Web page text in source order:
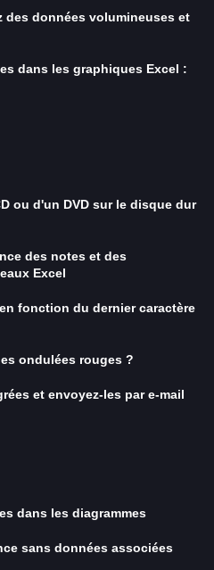
des données volumineuses et
dans les graphiques Excel :
ou d'un DVD sur le disque dur
des notes et des
Excel
fonction du dernier caractère
ondulées rouges ?
et envoyez-les par e-mail
dans les diagrammes
sans données associées